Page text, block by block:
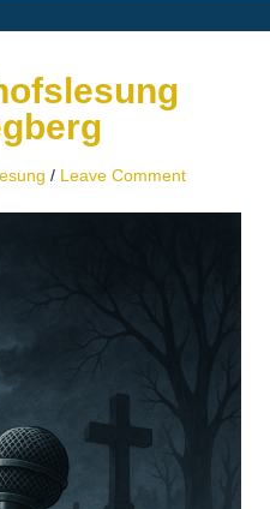
/ Leave Comment